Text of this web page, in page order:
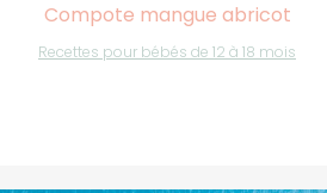
Compote mangue abricot
Recettes pour bébés de 12 à 18 mois